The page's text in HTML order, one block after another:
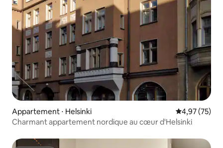
Appartement ⋅ Helsinki Évaluation
4,97 (75)
Charmant appartement nordique au cœur d'Helsinki